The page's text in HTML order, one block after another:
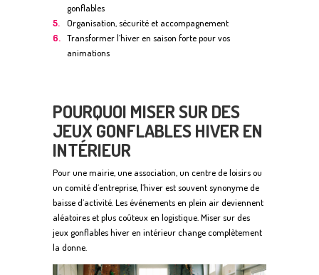
gonflables
Organisation, sécurité et accompagnement
Transformer l’hiver en saison forte pour vos
animations
POURQUOI MISER SUR DES
JEUX GONFLABLES HIVER EN
INTÉRIEUR
Pour une mairie, une association, un centre de loisirs ou
un comité d’entreprise, l’hiver est souvent synonyme de
baisse d’activité. Les événements en plein air deviennent
aléatoires et plus coûteux en logistique. Miser sur des
jeux gonflables hiver en intérieur change complètement
la donne.